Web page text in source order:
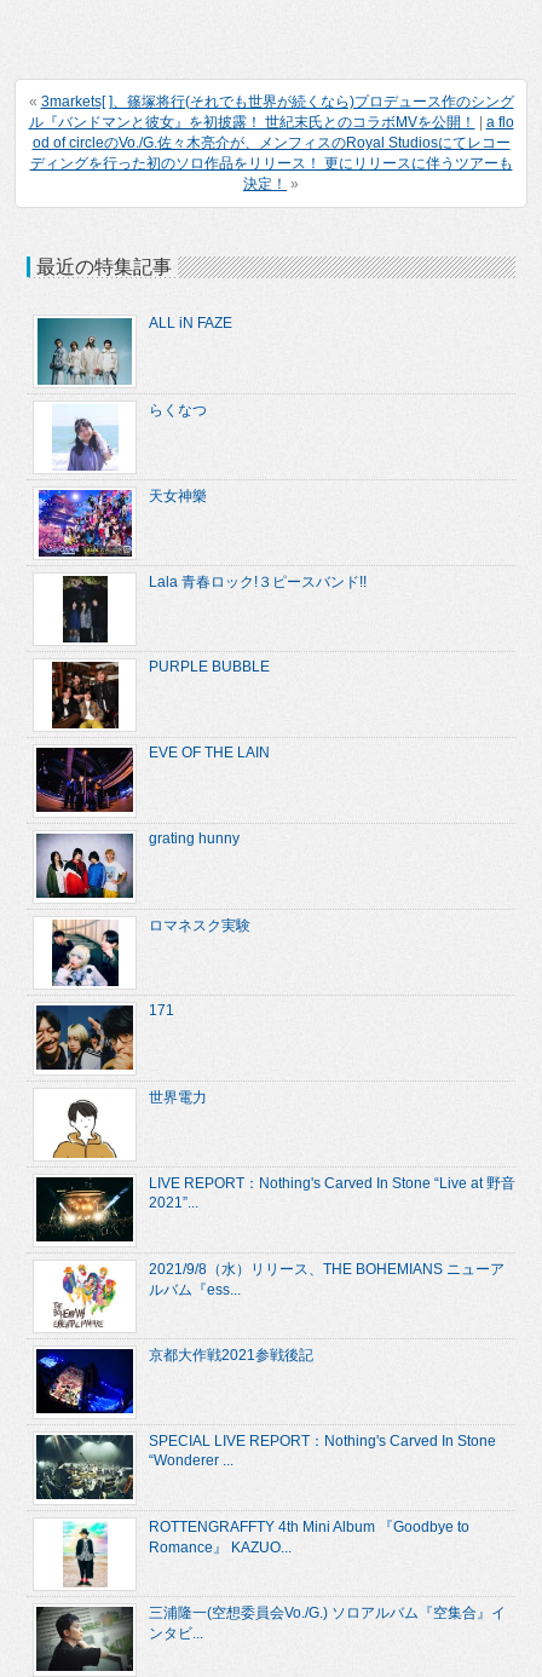
« 3markets[ ]、篠塚将行(それでも世界が続くなら)プロデュース作のシング
ル『バンドマンと彼女』を初披露！ 世紀末氏とのコラボMVを公開！
a flo
od of circleのVo./G.佐々木亮介が、メンフィスのRoyal Studiosにてレコー
ディングを行った初のソロ作品をリリース！ 更にリリースに伴うツアーも
決定！ »
最近の特集記事
ALL iN FAZE
らくなつ
天女神樂
Lala 青春ロック!３ピースバンド!!
PURPLE BUBBLE
EVE OF THE LAIN
grating hunny
ロマネスク実験
171
世界電力
LIVE REPORT：Nothing's Carved In Stone “Live at 野音
2021”...
2021/9/8（水）リリース、THE BOHEMIANS ニューア
ルバム『ess...
京都大作戦2021参戦後記
SPECIAL LIVE REPORT：Nothing's Carved In Stone
“Wonderer ...
ROTTENGRAFFTY 4th Mini Album 『Goodbye to
Romance』 KAZUO...
三浦隆一(空想委員会Vo./G.) ソロアルバム『空集合』イ
ンタビ...